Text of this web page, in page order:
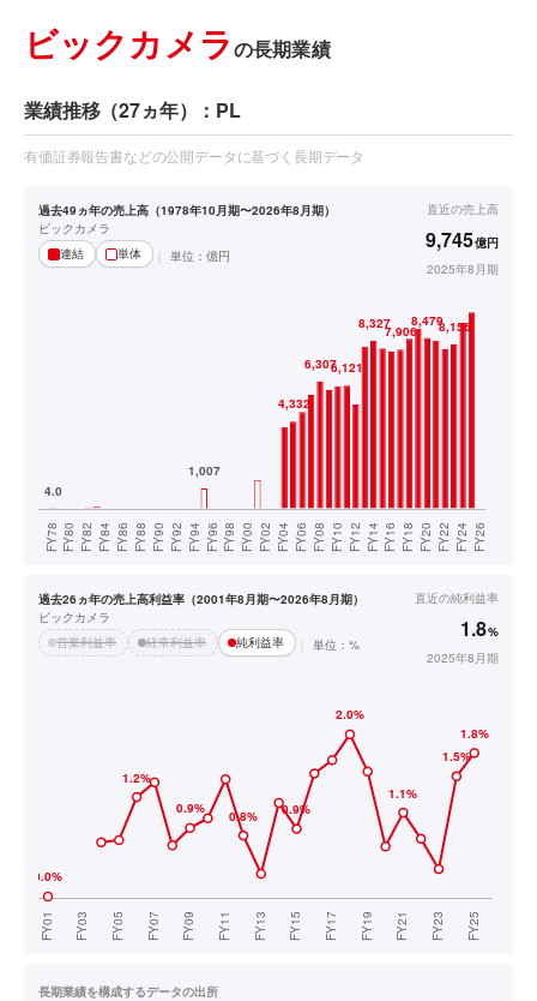
ビックカメラ の長期業績
業績推移（27ヵ年）：PL
有価証券報告書などの公開データに基づく長期データ
過去49ヵ年の売上高（1978年10月期〜2026年8月期）
ビックカメラ
連結
単体 単位： 億円
直近の売上高
9,745億円
2025年8月期
過去26ヵ年の売上高利益率（2001年8月期〜2026年8月期）
ビックカメラ
営業利益率
経常利益率 純利益率 単位：%
直近の純利益率
1.8%
2025年8月期
長期業績を構成するデータの出所